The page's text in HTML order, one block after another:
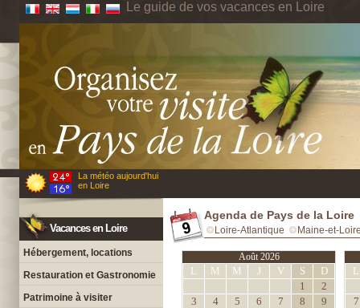
Le guide de vos vacances en Loire
La météo aujourd'hui
en Loire
Vacances en Loire
Hébergement, locations
Restauration et Gastronomie
Patrimoine à visiter
Agenda de Pays de la Loire
Loire-Atlantique Maine-et-
Août 2026
L M M J V S
D
1
2
3
4 5 6 7 8
9
L
7